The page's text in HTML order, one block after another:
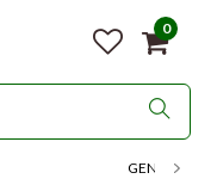
0
GENERICOS